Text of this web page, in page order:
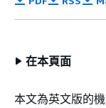
在本頁面
本文為英文版的